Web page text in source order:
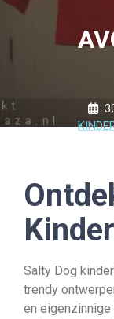
Salty Dog
trendy
en